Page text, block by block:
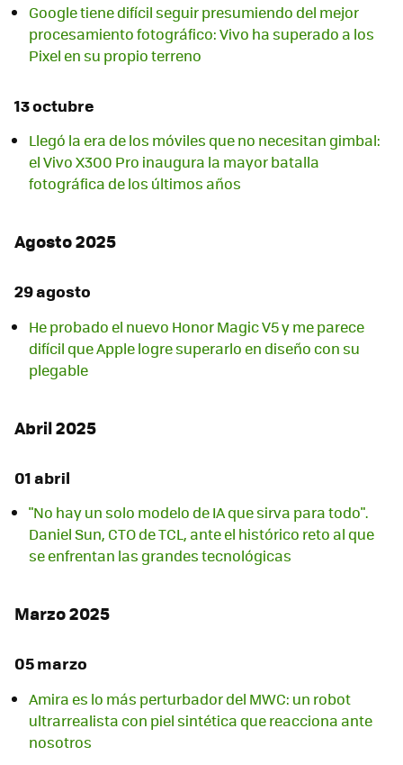
Google tiene difícil seguir presumiendo del mejor
procesamiento fotográfico: Vivo ha superado a los
Pixel en su propio terreno
13 octubre
Llegó la era de los móviles que no necesitan gimbal:
el Vivo X300 Pro inaugura la mayor batalla
fotográfica de los últimos años
Agosto 2025
29 agosto
He probado el nuevo Honor Magic V5 y me parece
difícil que Apple logre superarlo en diseño con su
plegable
Abril 2025
01 abril
"No hay un solo modelo de IA que sirva para todo".
Daniel Sun, CTO de TCL, ante el histórico reto al que
se enfrentan las grandes tecnológicas
Marzo 2025
05 marzo
Amira es lo más perturbador del MWC: un robot
ultrarrealista con piel sintética que reacciona ante
nosotros